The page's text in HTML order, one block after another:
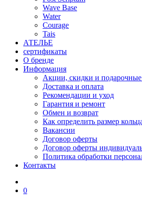
Wave Base
Water
Courage
Tais
АТЕЛЬЕ
сертификаты
О бренде
Информация
Акции, скидки и
Доставка и оплата
Рекомендации и уход
Гарантия и ремонт
Обмен и возврат
Как определить размер
Вакансии
Договор оферты
Договор оферты
Политика обработки
Контакты
0